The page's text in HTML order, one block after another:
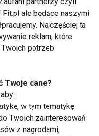
go z listy,
gotowe.
tester do
kupić na stronie
ale będące naszymi
Najczęściej ta
reklam, które
potrzeb
Twoje dane?
w tym tematykę
Twoich zainteresowań
z nagrodami,